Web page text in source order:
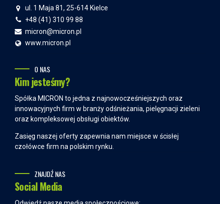
ul. 1 Maja 81, 25-614 Kielce
+48 (41) 310 99 88
micron@micron.pl
www.micron.pl
O NAS
Kim jesteśmy?
Spółka MICRON to jedna z najnowocześniejszych oraz
innowacyjnych firm w branży odśnieżania, pielęgnacji zieleni
oraz kompleksowej obsługi obiektów.
Zasięg naszej oferty zapewnia nam miejsce w ścisłej
czołówce firm na polskim rynku.
ZNAJDŹ NAS
Social Media